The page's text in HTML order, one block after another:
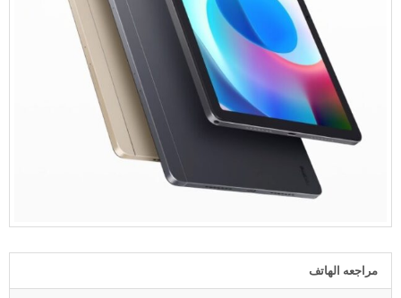
مراجعه الهاتف